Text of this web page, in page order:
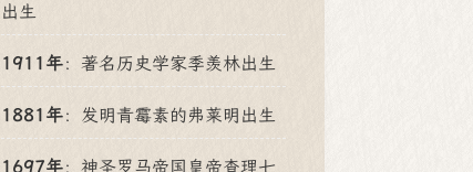
出生
1911年：著名历史学家季羡林出生
1881年： 发明青霉素的弗莱明出生
1697年：神圣罗马帝国皇帝查理七